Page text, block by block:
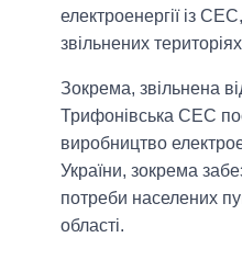
електроенергії із
звільнених
Зокрема, звільнена
Трифонівська СЕС
виробництво
України, зокрема
потреби населених
області.